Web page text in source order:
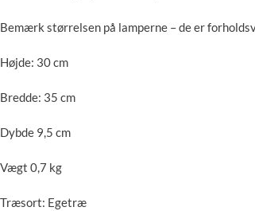
Bemærk størrelsen på lamperne – de er
Højde: 30 cm
Bredde: 35 cm
Dybde 9,5 cm
Vægt 0,7 kg
Træsort: Egetræ